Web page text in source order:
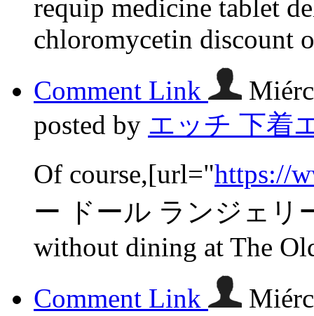
requip medicine tablet
chloromycetin discount
Comment Link
posted by エッチ 下着
Of course,[url="https://
ー ドール ランジェリ
without dining at The
Comment Link